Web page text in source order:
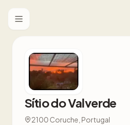
Toggle menu
Sítio do Valverde
2100 Coruche, Portugal